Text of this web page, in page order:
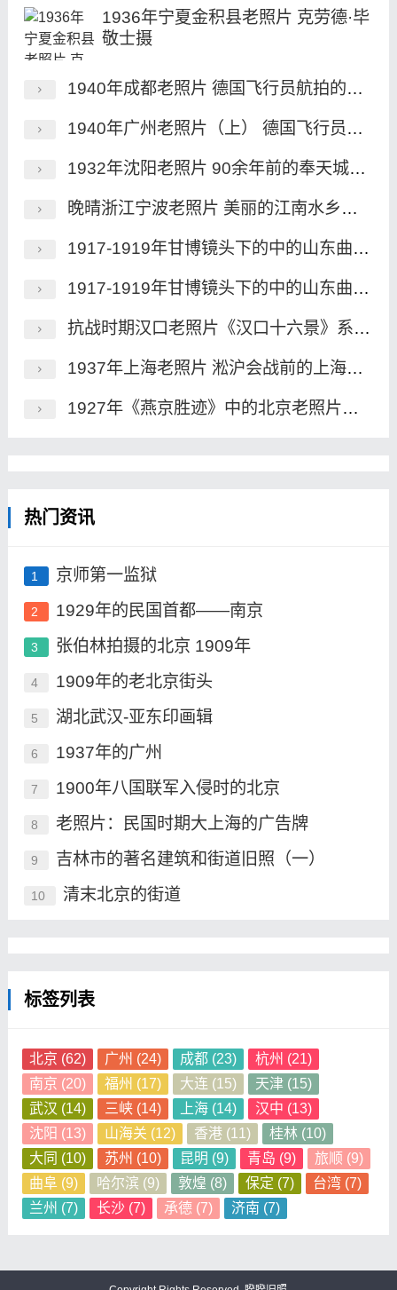
1936年宁夏金积县老照片 克劳德·毕
敬士摄
1940年成都老照片 德国飞行员航拍的民国成都
1940年广州老照片（上） 德国飞行员航拍的民国广州
1932年沈阳老照片 90余年前的奉天城历史风貌
晚晴浙江宁波老照片 美丽的江南水乡魅影
1917-1919年甘博镜头下的中的山东曲阜老照片（下）
1917-1919年甘博镜头下的中的山东曲阜老照片（上）
抗战时期汉口老照片《汉口十六景》系列明信片
1937年上海老照片 淞沪会战前的上海风貌
1927年《燕京胜迹》中的北京老照片（一）
热门资讯
1 京师第一监狱
2 1929年的民国首都——南京
3 张伯林拍摄的北京 1909年
4 1909年的老北京街头
5 湖北武汉-亚东印画辑
6 1937年的广州
7 1900年八国联军入侵时的北京
8 老照片：民国时期大上海的广告牌
9 吉林市的著名建筑和街道旧照（一）
10 清末北京的街道
标签列表
北京 (62) 广州 (24) 成都(23) 杭州 (21)
南京 (20) 福州 (17) 大连 (15) 天津(15)
武汉 (14) 三峡(14) 上海(14) 汉中 (13)
沈阳 (13) 山海关 (12) 香港(11) 桂林(10)
大同 (10) 苏州 (10) 昆明 (9) 青岛 (9) 旅顺 (9)
曲阜(9) 哈尔滨 (9) 敦煌 (8) 保定 (7) 台湾(7)
兰州 (7) 长沙(7) 承德(7) 济南 (7)